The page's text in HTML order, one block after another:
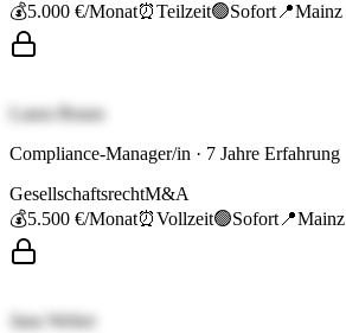
💰5.000 €/Monat⏰Teilzeit🟢Sofort 📍Mainz
Laura Braun
Compliance-Manager/in · 7 Jahre Erfahrung
GesellschaftsrechtM&A
💰5.500 €/Monat⏰Vollzeit🟢Sofort 📍Mainz
Jana Weber